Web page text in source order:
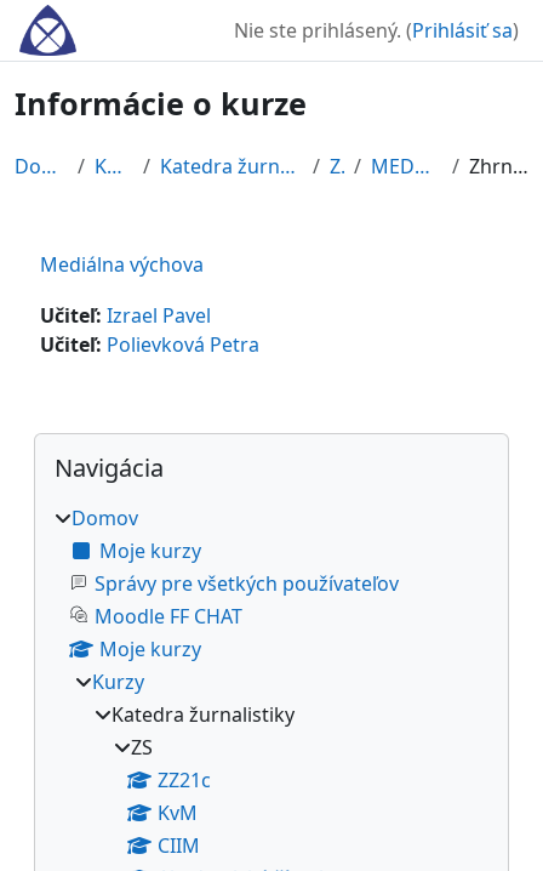
Preskočiť na hlavný obsah
Nie ste prihlásený. (Prihlásiť sa)
Informácie o kurze
Domov Kurzy Katedra žurnalistiky ZS MEDVÝCH Zhrnutie
Mediálna výchova
Učiteľ: Izrael Pavel
Učiteľ: Polievková Petra
Bloky
Preskočiť Navigácia
Navigácia
Domov
Moje kurzy
Správy pre všetkých používateľov
Moodle FF CHAT
Moje kurzy
Kurzy
Katedra žurnalistiky
ZS
ZZ21c
KvM
CIIM